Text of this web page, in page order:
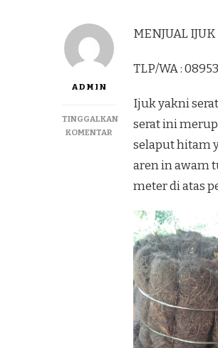
ADMIN
TINGGALKAN
KOMENTARPADA
MENJUAL
RESAPAN
NGASEM
MENJUAL
TLP/WA :
Ijuk yakni
serat ini
selaput hitam
aren in awam
meter di atas